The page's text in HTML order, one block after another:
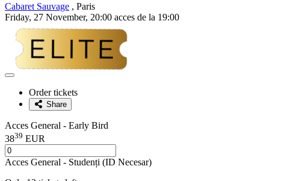
Cabaret Sauvage , Paris
Friday, 27 November, 20:00 acces de la 19:00
Adaugă
favoriteOrder tickets
Share
Acces General - Early Bird
3839 EUR
Acces General - Studenți (ID Necesar)